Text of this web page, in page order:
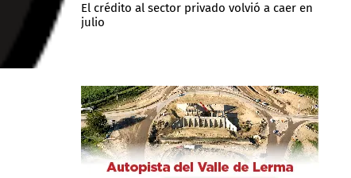
El crédito al sector privado volvió a caer en
julio